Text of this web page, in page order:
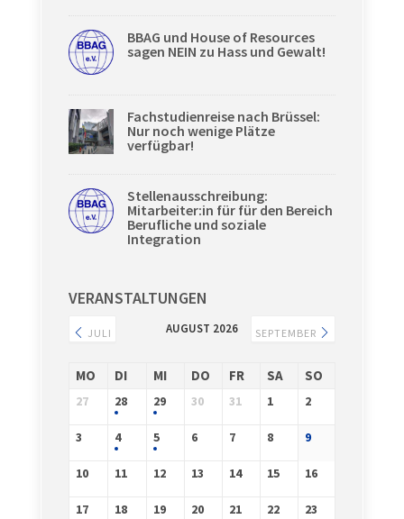
BBAG und House of Resources
sagen NEIN zu Hass und Gewalt!
Fachstudienreise nach Brüssel:
Nur noch wenige Plätze
verfügbar!
Stellenausschreibung:
Mitarbeiter:in für für den Bereich
Berufliche und soziale
Integration
VERANSTALTUNGEN
JULI AUGUST 2026 SEPTEMBER
MO DI MI DO FR SA SO
27 28 29 30 31 1 2
3 4 5 6 7 8 9
10 11 12 13 14 15 16
17 18 19 20 21 22 23